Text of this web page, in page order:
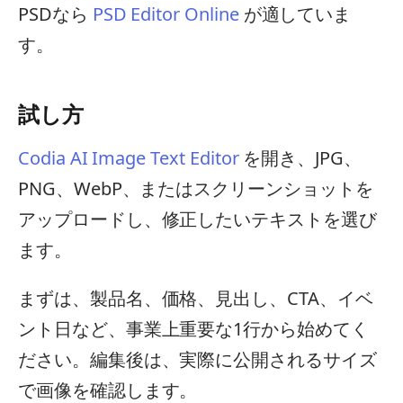
PSDなら PSD Editor Onlineが適していま
す。
試し方
Codia AI Image Text Editorを開き、JPG、
PNG、WebP、またはスクリーンショットを
アップロードし、修正したいテキストを選び
ます。
まずは、製品名、価格、見出し、CTA、イベ
ント日など、事業上重要な1行から始めてく
ださい。編集後は、実際に公開されるサイズ
で画像を確認します。